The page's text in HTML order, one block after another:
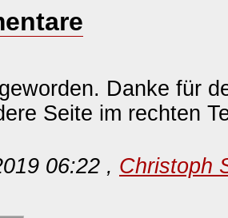
Danke für
Seite im rechten
06:22 , Christoph